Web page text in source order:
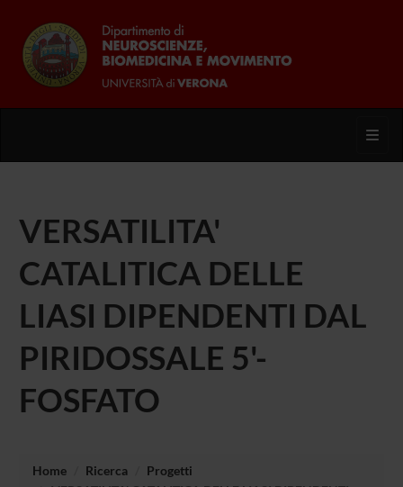
VERSATILITA'
CATALITICA DELLE
LIASI DIPENDENTI DAL
PIRIDOSSALE 5'-
FOSFATO
Home Ricerca
Progetti